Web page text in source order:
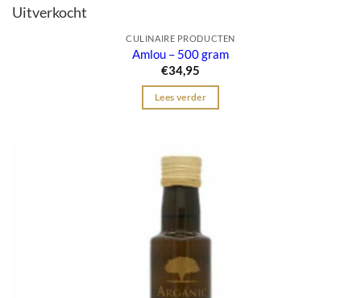
Uitverkocht
CULINAIRE PRODUCTEN
Amlou – 500 gram
€34,95
Lees verder